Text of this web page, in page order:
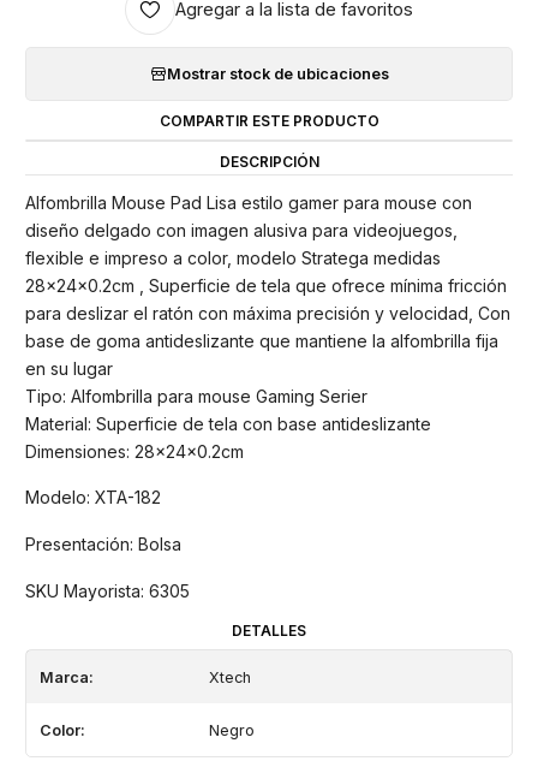
Agregar a la lista de favoritos
Mostrar stock de ubicaciones
COMPARTIR ESTE PRODUCTO
DESCRIPCIÓN
Alfombrilla Mouse Pad Lisa estilo gamer para mouse con
diseño delgado con imagen alusiva para videojuegos,
flexible e impreso a color, modelo Stratega medidas
28x24x0.2cm , Superficie de tela que ofrece mínima fricción
para deslizar el ratón con máxima precisión y velocidad, Con
base de goma antideslizante que mantiene la alfombrilla fija
en su lugar
Tipo: Alfombrilla para mouse Gaming Serier
Material: Superficie de tela con base antideslizante
Dimensiones: 28x24x0.2cm
Modelo: XTA-182
Presentación: Bolsa
SKU Mayorista: 6305
DETALLES
Marca: Xtech
Color: Negro